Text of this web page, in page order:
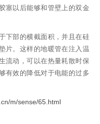
塞以后能够和管壁上的双金
部的横截面积，并且在硅
片。这样的地暖管在注入温
流动，可以在热量耗散时保
有效的降低对于电能的过多
m/sense/65.html